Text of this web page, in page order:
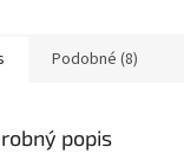
Podobné (8)
popis